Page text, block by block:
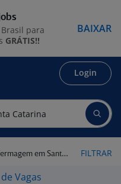
Login
em Santa Catarina FILTRAR
Vagas
para
GRÁTIS!!
BAIXAR